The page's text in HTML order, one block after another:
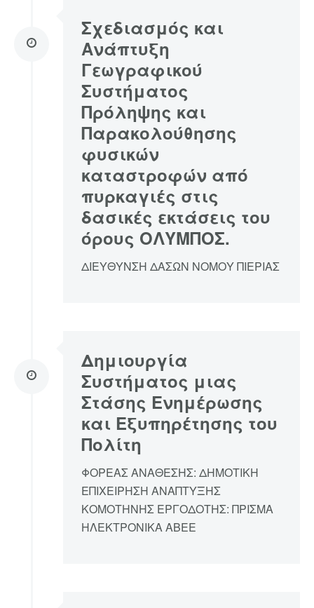
Σχεδιασμός και
Ανάπτυξη
Γεωγραφικού
Συστήματος
Πρόληψης και
Παρακολούθησης
φυσικών
καταστροφών από
πυρκαγιές στις
δασικές εκτάσεις του
όρους ΟΛΥΜΠΟΣ.
ΔΙΕΥΘΥΝΣΗ ΔΑΣΩΝ ΝΟΜΟΥ ΠΙΕΡΙΑΣ
Δημιουργία
Συστήματος μιας
Στάσης Ενημέρωσης
και Εξυπηρέτησης του
Πολίτη
ΦΟΡΕΑΣ ΑΝΑΘΕΣΗΣ: ΔΗΜΟΤΙΚΗ
ΕΠΙΧΕΙΡΗΣΗ ΑΝΑΠΤΥΞΗΣ
ΚΟΜΟΤΗΝΗΣ ΕΡΓΟΔΟΤΗΣ: ΠΡΙΣΜΑ
ΗΛΕΚΤΡΟΝΙΚΑ ΑΒΕΕ